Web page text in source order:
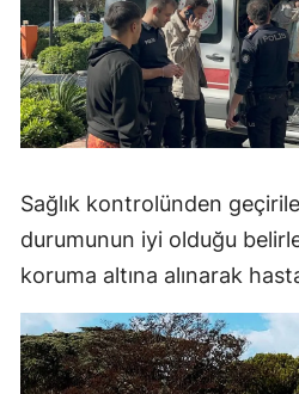
Sağlık kontrolünden
durumunun iyi olduğu
koruma altına alınarak